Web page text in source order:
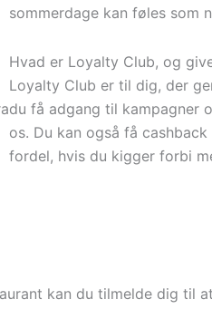
sommerdage kan føles som
Hvad er Loyalty Club, og
Loyalty Club er til dig, der
du få adgang til kampagner
os. Du kan også få
fordel, hvis du kigger forbi
kan du tilmelde dig til